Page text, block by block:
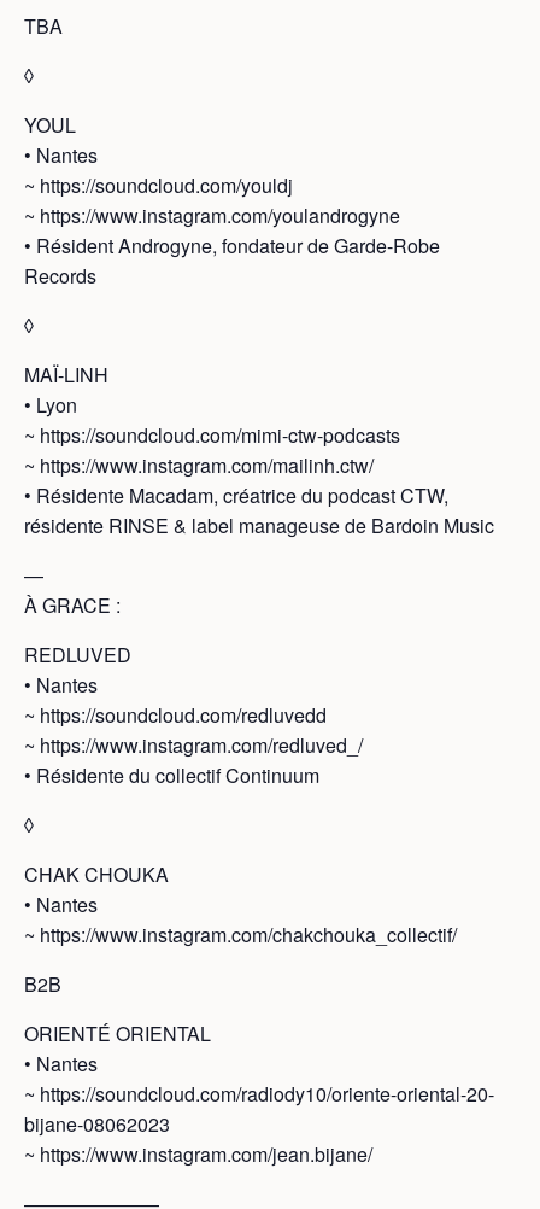
TBA
◊
YOUL
• Nantes
~ https://soundcloud.com/youldj
~ https://www.instagram.com/youlandrogyne
• Résident Androgyne, fondateur de Garde-Robe
Records
◊
MAÏ-LINH
• Lyon
~ https://soundcloud.com/mimi-ctw-podcasts
~ https://www.instagram.com/mailinh.ctw/
• Résidente Macadam, créatrice du podcast CTW,
résidente RINSE & label manageuse de Bardoin Music
—
À GRACE :
REDLUVED
• Nantes
~ https://soundcloud.com/redluvedd
~ https://www.instagram.com/redluved_/
• Résidente du collectif Continuum
◊
CHAK CHOUKA
• Nantes
~ https://www.instagram.com/chakchouka_collectif/
B2B
ORIENTÉ ORIENTAL
• Nantes
~ https://soundcloud.com/radiody10/oriente-oriental-20-
bijane-08062023
~ https://www.instagram.com/jean.bijane/